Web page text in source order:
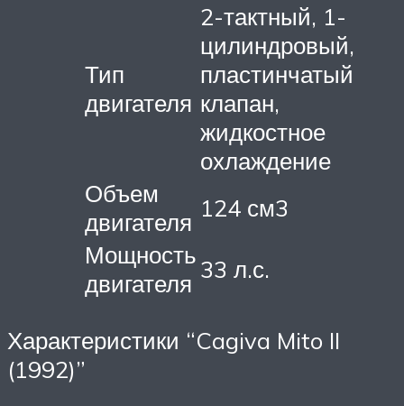
Тип
двигателя
2-тактный, 1-
цилиндровый,
пластинчатый
клапан,
жидкостное
охлаждение
Объем
двигателя 124 см3
Мощность
двигателя 33 л.с.
Характеристики “Cagiva Mito II
(1992)”